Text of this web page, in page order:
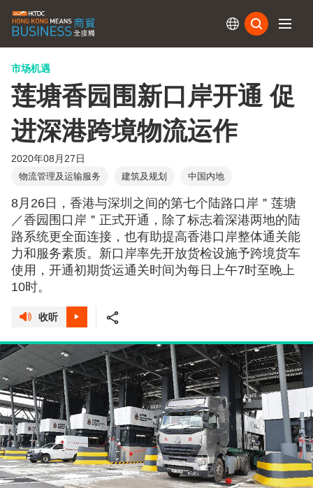
市场机遇
莲塘香园围新口岸开通 促
进深港跨境物流运作
2020年08月27日
物流管理及运输服务 建筑及规划 中国内地
8月26日，香港与深圳之间的第七个陆路口岸＂莲塘
／香园围口岸＂正式开通，除了标志着深港两地的陆
路系统更全面连接，也有助提高香港口岸整体通关能
力和服务素质。新口岸率先开放货检设施予跨境货车
使用，开通初期货运通关时间为每日上午7时至晚上
10时。
收听